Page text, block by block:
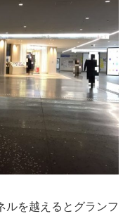
ルを越えるとグランフ